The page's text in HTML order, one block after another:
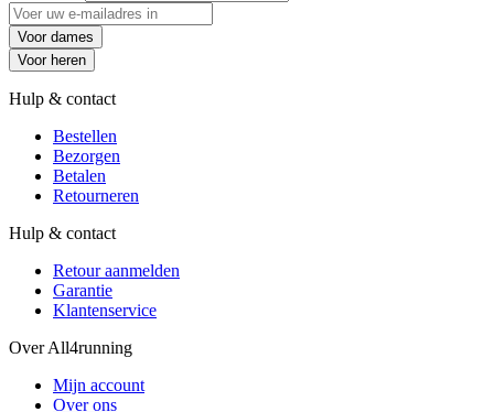
Voor dames
Voor heren
Hulp & contact
Bestellen
Bezorgen
Betalen
Retourneren
Hulp & contact
Retour aanmelden
Garantie
Klantenservice
Over All4running
Mijn account
Over ons